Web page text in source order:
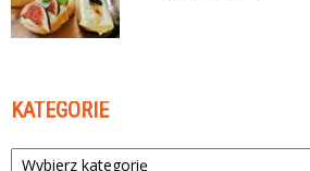
KATEGORIE
Kategorie